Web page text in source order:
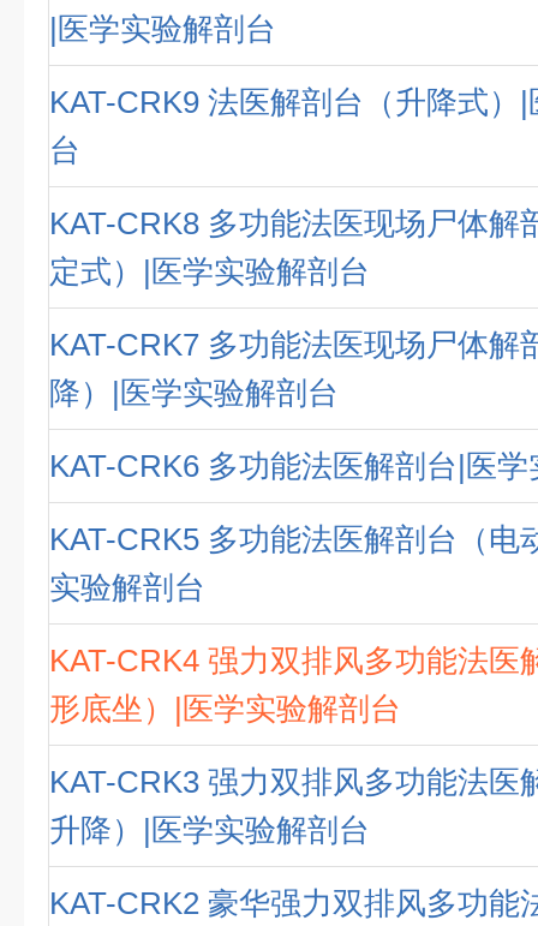
|医学实验解剖台
KAT-CRK9 法医解剖台（升降式）
台
KAT-CRK8 多功能法医现场尸体解
定式）|医学实验解剖台
KAT-CRK7 多功能法医现场尸体解
降）|医学实验解剖台
KAT-CRK6 多功能法医解剖台|医
KAT-CRK5 多功能法医解剖台（电
实验解剖台
KAT-CRK4 强力双排风多功能法医
形底坐）|医学实验解剖台
KAT-CRK3 强力双排风多功能法医
升降）|医学实验解剖台
KAT-CRK2 豪华强力双排风多功能